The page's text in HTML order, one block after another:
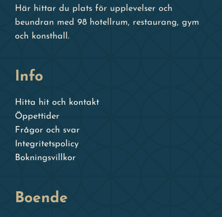
Här hittar du plats för upplevelser och
beundran med 98 hotellrum, restaurang, gym
och konsthall.
Info
Hitta hit och kontakt
Öppettider
Frågor och svar
Integritetspolicy
Bokningsvillkor
Boende